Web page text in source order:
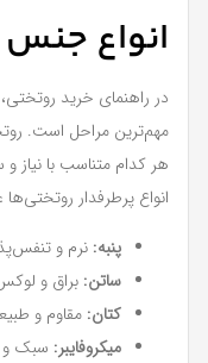
انواع
در راهنمای خرید
مهم‌ترین مراحل است.
هر کدام متناسب با نیاز
انواع پرطرفدار روتختی‌ها
پنبه: نرم و
ساتن: براق و
کتان: مقاوم و
میکروفایبر: سبک